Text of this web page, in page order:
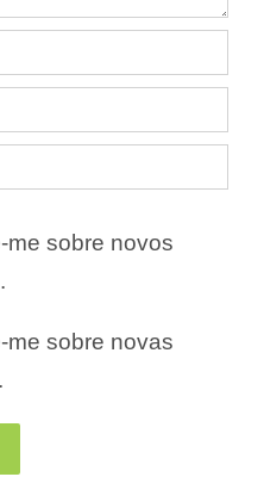
me sobre novos
me sobre novas